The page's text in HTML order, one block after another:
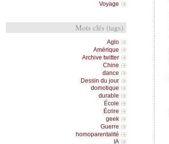
Voyage
Mots clés (tags)
Aglo
Amérique
Archive twitter
Chine
dance
Dessin du jour
domotique
durable
École
Écrire
geek
Guerre
homoparentalité
IA